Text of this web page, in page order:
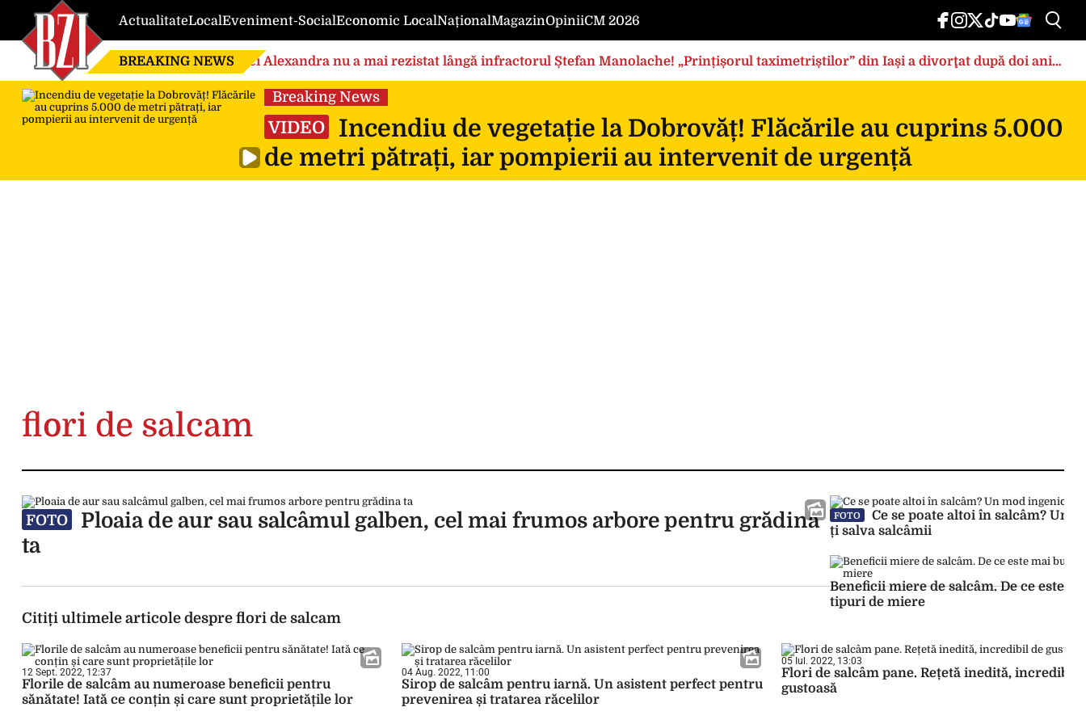
ActualitateLocalEveniment-SocialEconomic LocalNaționalMagazinOpiniiCM 2026
BREAKING NEWS Nici Alexandra nu a mai rezistat lângă infractorul Ștefan Manolache! „Prințișorul taximetriștilor” din Iași a divorţat după doi ani
de căsnicie
Breaking News
VIDEO
Incendiu de vegetație la Dobrovăț! Flăcările au cuprins 5.000
de metri pătrați, iar pompierii au intervenit de urgență
flori de salcam
FOTO
Ploaia de aur sau salcâmul galben, cel mai frumos arbore pentru grădina
ta
FOTO
Ce se poate altoi în salcâm? Un
ți salva salcâmii
Beneficii miere de salcâm. De ce este
tipuri de miere
Citiți ultimele articole despre flori de salcam
12 Sept. 2022, 12:37
Florile de salcâm au numeroase beneficii pentru
sănătate! Iată ce conțin și care sunt proprietățile lor
04 Aug. 2022, 11:00
Sirop de salcâm pentru iarnă. Un asistent perfect pentru
prevenirea și tratarea răcelilor
05 Iul. 2022, 13:03
Flori de salcâm pane. Rețetă inedită, incredibil
gustoasă